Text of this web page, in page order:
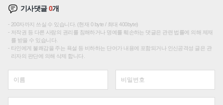
기사댓글0개
200자까지 쓰실 수 있습니다. (현재 0 byte / 최대 400byte)
저작권 등 다른 사람의 권리를 침해하거나 명예를 훼손하는 댓글은 관련 법률에 의해 제재
를 받을 수 있습니다.
타인에게 불쾌감을 주는 욕설 등 비하하는 단어가 내용에 포함되거나 인신공격성 글은 관
리자의 판단에 의해 삭제 합니다.